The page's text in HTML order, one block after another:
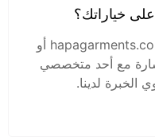
خياراتك؟
لا مشكلة! تفضل بزيارتنا على hapagarments.com أو
مع أحد متخصصي
الخبرة لدينا.